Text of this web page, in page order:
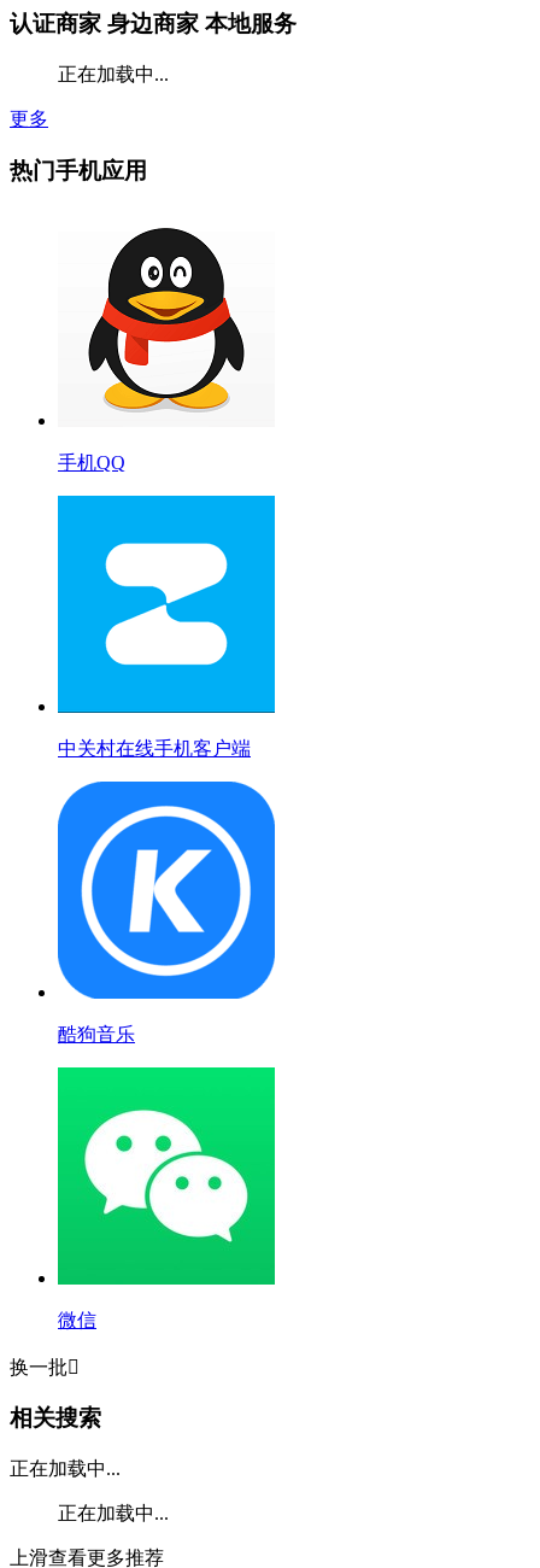
认证商家 身边商家 本地服务
正在加载中...
更多
热门手机应用
手机QQ
中关村在线手机客户端
酷狗音乐
微信
换一批
相关搜索
正在加载中...
正在加载中...
上滑查看更多推荐